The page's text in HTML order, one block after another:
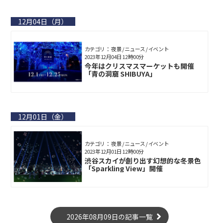
12月04日（月）
カテゴリ： 夜景 / ニュース / イベント
今年はクリスマスマーケットも開催
「青の洞窟 SHIBUYA」
2023年12月04日 12時00分
12月01日（金）
カテゴリ： 夜景 / ニュース / イベント
渋谷スカイが創り出す幻想的な冬景色
「Sparkling View」開催
2023年12月01日 12時00分
2026年08月09日の記事一覧